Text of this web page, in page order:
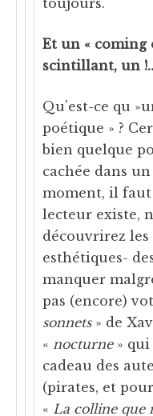
toujours.
Et un « coming
scintillant, un
Qu’est-ce qu
poétique » ?
bien quelque
cachée dans
moment, il
lecteur existe,
découvrirez
esthétiques-
manquer
pas (encore)
sonnets» de
« nocturne» qui
cadeau des
(pirates, et
« La colline que